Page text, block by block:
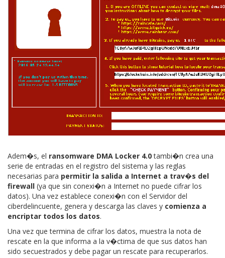
Adem�s, el ransomware DMA Locker 4.0tambi�n crea una
serie de entradas en el registro del sistema y las reglas
necesarias para permitir la salida a Internet a trav�s del
firewall (ya que sin conexi�n a Internet no puede cifrar los
datos). Una vez establece conexi�n con el Servidor del
ciberdelincuente, genera y descarga las claves y comienza a
encriptar todos los datos.
Una vez que termina de cifrar los datos, muestra la nota de
rescate en la que informa a la v�ctima de que sus datos han
sido secuestrados y debe pagar un rescate para recuperarlos.